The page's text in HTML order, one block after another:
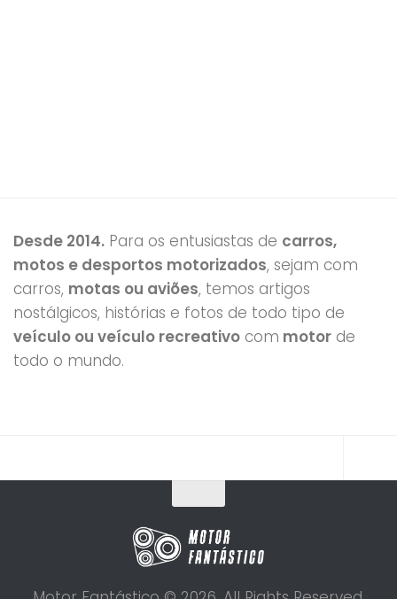
Desde 2014. Para os entusiastas de carros,
motos e desportos motorizados, sejam com
carros, motas ou aviões, temos artigos
nostálgicos, histórias e fotos de todo tipo de
veículo ou veículo recreativo com motor de
todo o mundo.